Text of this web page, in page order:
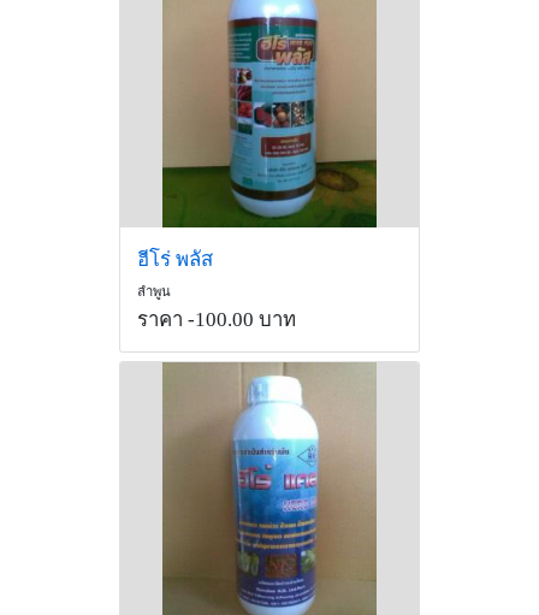
ฮีโร่ พลัส
ลำพูน
ราคา -100.00 บาท